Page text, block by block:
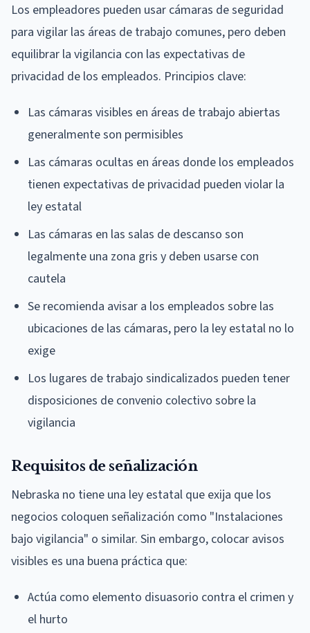
Los empleadores pueden usar cámaras de seguridad
para vigilar las áreas de trabajo comunes, pero deben
equilibrar la vigilancia con las expectativas de
privacidad de los empleados. Principios clave:
Las cámaras visibles en áreas de trabajo abiertas
generalmente son permisibles
Las cámaras ocultas en áreas donde los empleados
tienen expectativas de privacidad pueden violar la
ley estatal
Las cámaras en las salas de descanso son
legalmente una zona gris y deben usarse con
cautela
Se recomienda avisar a los empleados sobre las
ubicaciones de las cámaras, pero la ley estatal no lo
exige
Los lugares de trabajo sindicalizados pueden tener
disposiciones de convenio colectivo sobre la
vigilancia
Requisitos de señalización
Nebraska no tiene una ley estatal que exija que los
negocios coloquen señalización como "Instalaciones
bajo vigilancia" o similar. Sin embargo, colocar avisos
visibles es una buena práctica que:
Actúa como elemento disuasorio contra el crimen y
el hurto